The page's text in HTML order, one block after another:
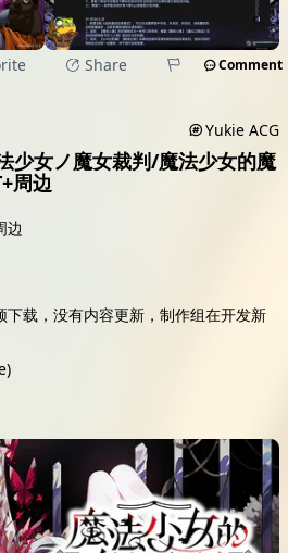
Share Comment
Yukie ACG
少女ノ魔女裁判/魔法少女的魔
周边
边
载，没有内容更新，制作组在开发新